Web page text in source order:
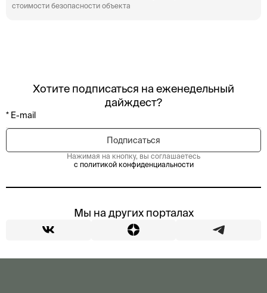
стоимости безопасности объекта
Хотите подписаться на еженедельный
дайждест?
Нажимая на кнопку, вы соглашаетесь
с политикой конфиденциальности
Мы на других порталах